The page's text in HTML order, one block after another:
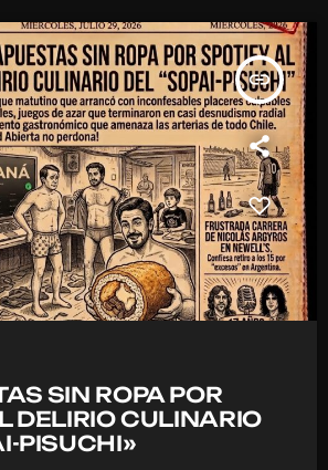
insert_link
SIN ROPA POR
DELIRIO CULINARIO
PISUCHI»